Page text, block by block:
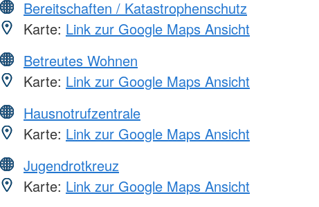
Bereitschaften / Katastrophenschutz
Karte: Link zur Google Maps Ansicht
Betreutes Wohnen
Karte: Link zur Google Maps Ansicht
Hausnotrufzentrale
Karte: Link zur Google Maps Ansicht
Jugendrotkreuz
Karte: Link zur Google Maps Ansicht